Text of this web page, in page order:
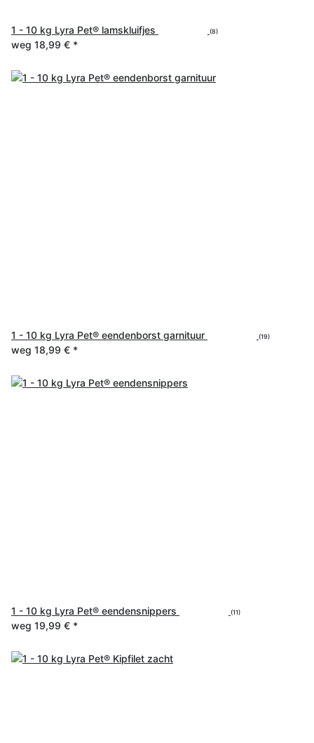
1 - 10 kg Lyra Pet® lamskluifjes (8)
weg 18,99 € *
1 - 10 kg Lyra Pet® eendenborst garnituur (19)
weg 18,99 € *
1 - 10 kg Lyra Pet® eendensnippers (11)
weg 19,99 € *